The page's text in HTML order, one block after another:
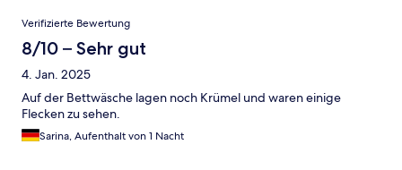
Bewertungen
Verifizierte Bewertung
8/10 – Sehr gut
4. Jan. 2025
Auf der Bettwäsche lagen noch Krümel und waren einige
Flecken zu sehen.
Sarina, Aufenthalt von 1 Nacht